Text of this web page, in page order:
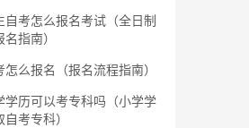
自考怎么报名考试（全日制
指南）
么报名（报名流程指南）
学历可以考专科吗（小学学
考专科）